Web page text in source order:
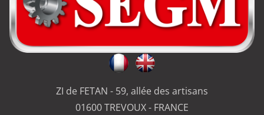
ZI de FETAN - 59, allée des artisans
01600 TREVOUX - FRANCE